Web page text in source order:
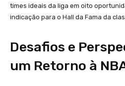
times ideais da liga em oito
indicação para o Hall da Fama da
Desafios e
um Retorno à